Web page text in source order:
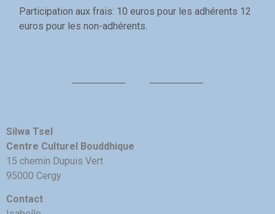
Participation aux frais: 10 euros pour les adhérents 12
euros pour les non-adhérents.
Silwa Tsel
Centre Culturel Bouddhique
15 chemin Dupuis Vert
95000 Cergy
Contact